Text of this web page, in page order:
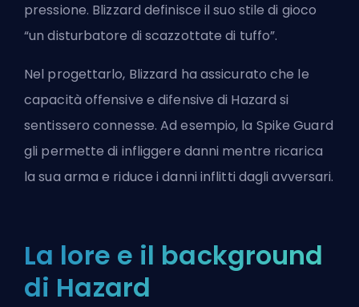
pressione. Blizzarddefinisce il suo stile di gioco
“un disturbatore di scazzottate di tuffo”.
Nel progettarlo, Blizzard ha assicurato che le
capacità offensive e difensive di Hazard si
sentissero connesse. Ad esempio, la Spike Guard
gli permette di infliggere danni mentre ricarica
la sua arma e riduce i danni inflitti dagli avversari.
La lore e il background
di Hazard